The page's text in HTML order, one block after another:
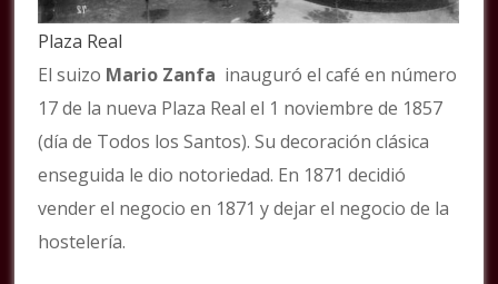
Plaza Real
El suizo Mario Zanfa inauguró el café en número
17 de la nueva Plaza Real el 1 noviembre de 1857
(día de Todos los Santos). Su decoración clásica
enseguida le dio notoriedad. En 1871 decidió
vender el negocio en 1871 y dejar el negocio de la
hostelería.